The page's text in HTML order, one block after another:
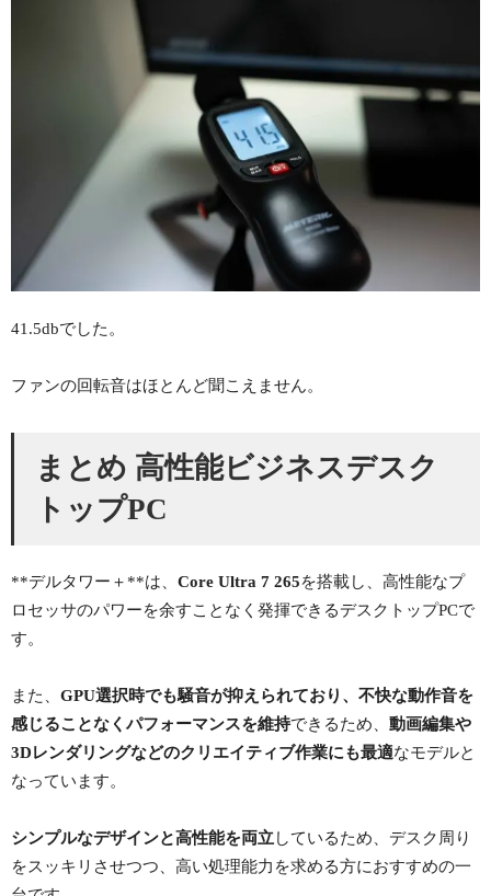
41.5dbでした。
ファンの回転音はほとんど聞こえません。
まとめ 高性能ビジネスデスク
トップPC
**デルタワー＋**は、 Core Ultra 7 265を搭載し、高性能なプ
ロセッサのパワーを余すことなく発揮できるデスクトップPCで
す。
また、 GPU選択時でも騒音が抑えられており、不快な動作音を
感じることなくパフォーマンスを維持できるため、 動画編集や
3Dレンダリングなどのクリエイティブ作業にも最適なモデルと
なっています。
シンプルなデザインと高性能を両立しているため、デスク周り
をスッキリさせつつ、高い処理能力を求める方におすすめの一